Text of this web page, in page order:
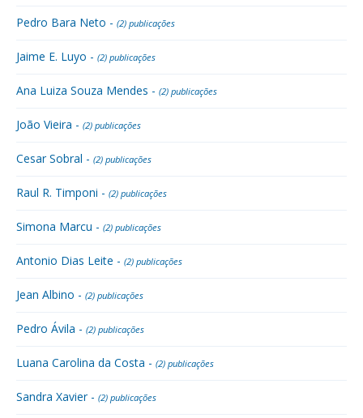
Pedro Bara Neto - (2) publicações
Jaime E. Luyo - (2) publicações
Ana Luiza Souza Mendes - (2) publicações
João Vieira - (2) publicações
Cesar Sobral - (2) publicações
Raul R. Timponi - (2) publicações
Simona Marcu - (2) publicações
Antonio Dias Leite - (2) publicações
Jean Albino - (2) publicações
Pedro Ávila - (2) publicações
Luana Carolina da Costa - (2) publicações
Sandra Xavier - (2) publicações